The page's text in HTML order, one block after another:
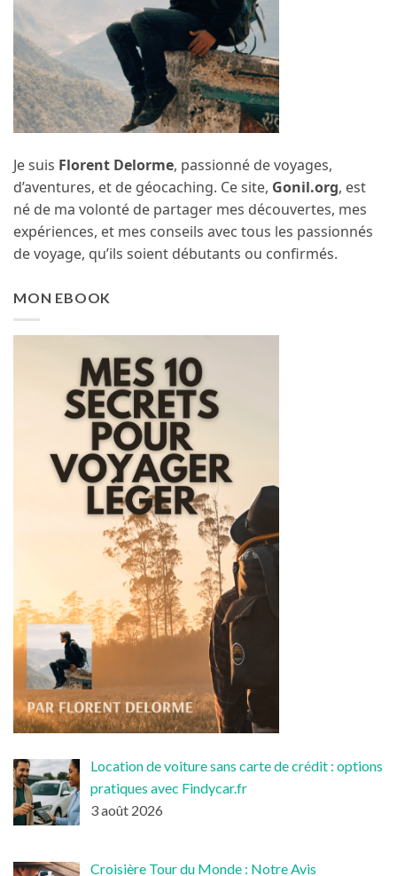
Je suis Florent Delorme, passionné de voyages,
d’aventures, et de géocaching. Ce site, Gonil.org, est
né de ma volonté de partager mes découvertes, mes
expériences, et mes conseils avec tous les passionnés
de voyage, qu’ils soient débutants ou confirmés.
MON EBOOK
Location de voiture sans carte de crédit : options
pratiques avec Findycar.fr
3 août 2026
Croisière Tour du Monde : Notre Avis